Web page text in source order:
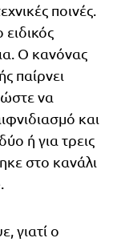
ποινές.
Ο κανόνας
παίρνει
ώστε να
και
ή για τρεις
στο κανάλι
γιατί ο